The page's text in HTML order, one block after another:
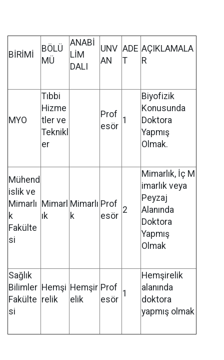
BİRİMİ
BÖLÜ
MÜ
ANABİ
LİM
DALI
UNV
AN
ADE
T
AÇIKLAMALA
R
MYO
Tıbbi
Hizme
tler ve
Teknikl
er
Prof
esör
1
Biyofizik
Konusunda
Doktora
Yapmış
Olmak.
Mühend
islik ve
Mimarlı
k
Fakülte
si
Mimarl
ık
Mimarlı
k
Prof
esör
2
Mimarlık, İç M
imarlık veya
Peyzaj
Alanında
Doktora
Yapmış
Olmak
Sağlık
Bilimler
Fakülte
si
Hemşi
relik
Hemşir
elik
Prof
esör
1
Hemşirelik
alanında
doktora
yapmış olmak